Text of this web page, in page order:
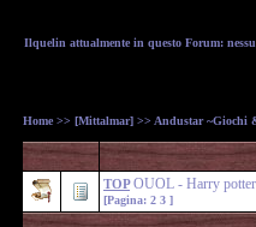
Ilquelin attualmente in questo Forum:
Home >> [Mittalmar] >> Andustar ~Giochi
TOP OUOL - Harry
[Pagina: 2 3 ]